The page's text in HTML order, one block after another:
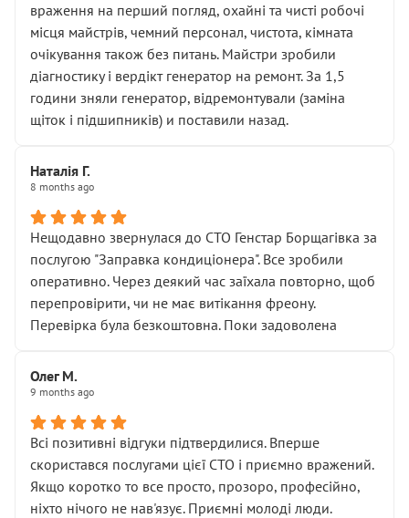
враження на перший погляд, охайні та чисті робочі
місця майстрів, чемний персонал, чистота, кімната
очікування також без питань. Майстри зробили
діагностику і вердікт генератор на ремонт. За 1,5
години зняли генератор, відремонтували (заміна
щіток і підшипників) и поставили назад.
Наталія Г.
8 months ago
Нещодавно звернулася до СТО Генстар Борщагівка за
послугою "Заправка кондиціонера". Все зробили
оперативно. Через деякий час заїхала повторно, щоб
перепровірити, чи не має витікання фреону.
Перевірка була безкоштовна. Поки задоволена
Олег М.
9 months ago
Всі позитивні відгуки підтвердилися. Вперше
скористався послугами цієї СТО і приємно вражений.
Якщо коротко то все просто, прозоро, професійно,
ніхто нічого не нав'язує. Приємні молоді люди.